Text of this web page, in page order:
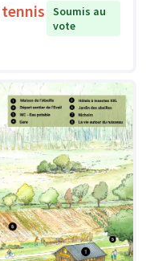
Soumis au
vote